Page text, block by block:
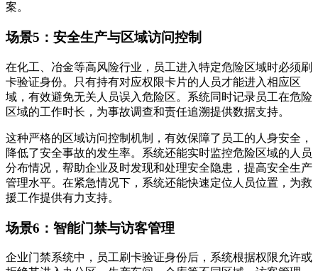
案。
场景5：安全生产与区域访问控制
在化工、冶金等高风险行业，员工进入特定危险区域时必须刷
卡验证身份。只有持有对应权限卡片的人员才能进入相应区
域，有效避免无关人员误入危险区。系统同时记录员工在危险
区域的工作时长，为事故调查和责任追溯提供数据支持。
这种严格的区域访问控制机制，有效保障了员工的人身安全，
降低了安全事故的发生率。系统还能实时监控危险区域的人员
分布情况，帮助企业及时发现和处理安全隐患，提高安全生产
管理水平。在紧急情况下，系统还能快速定位人员位置，为救
援工作提供有力支持。
场景6：智能门禁与访客管理
企业门禁系统中，员工刷卡验证身份后，系统根据权限允许或